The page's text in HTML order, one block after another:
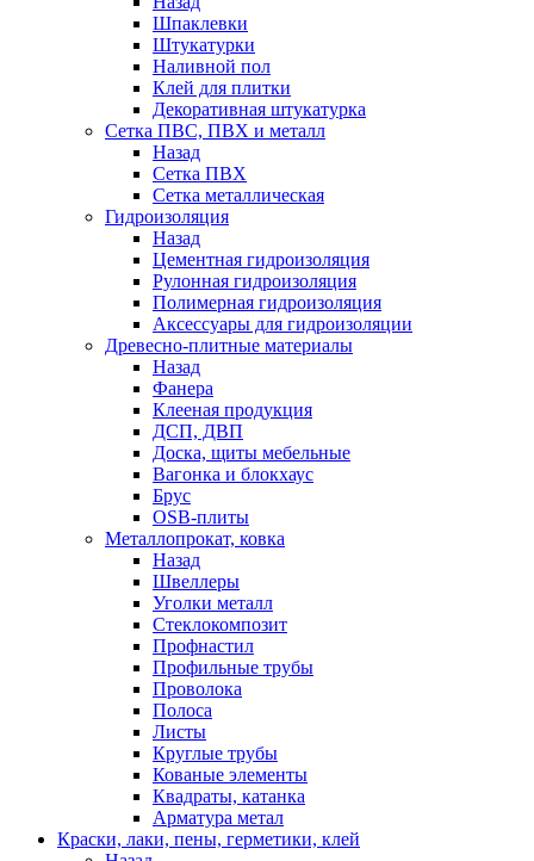
Шпаклевки
Штукатурки
Наливной пол
Клей для плитки
Декоративная штукатурка
Сетка ПВС, ПВХ и металл
Назад
Сетка ПВХ
Сетка металлическая
Гидроизоляция
Назад
Цементная гидроизоляция
Рулонная гидроизоляция
Полимерная гидроизоляция
Аксессуары для гидроизоляции
Древесно-плитные материалы
Назад
Фанера
Клееная продукция
ДСП, ДВП
Доска, щиты мебельные
Вагонка и блокхаус
Брус
OSB-плиты
Металлопрокат, ковка
Назад
Швеллеры
Уголки металл
Стеклокомпозит
Профнастил
Профильные трубы
Проволока
Полоса
Листы
Круглые трубы
Кованые элементы
Квадраты, катанка
Арматура метал
Краски, лаки, пены, герметики, клей